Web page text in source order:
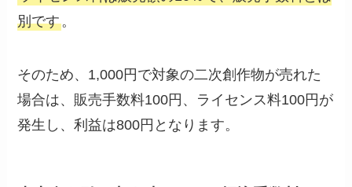
別です。
そのため、1,000円で対象の二次創作物が売れた
場合は、販売手数料100円、ライセンス料100円が
発生し、利益は800円となります。